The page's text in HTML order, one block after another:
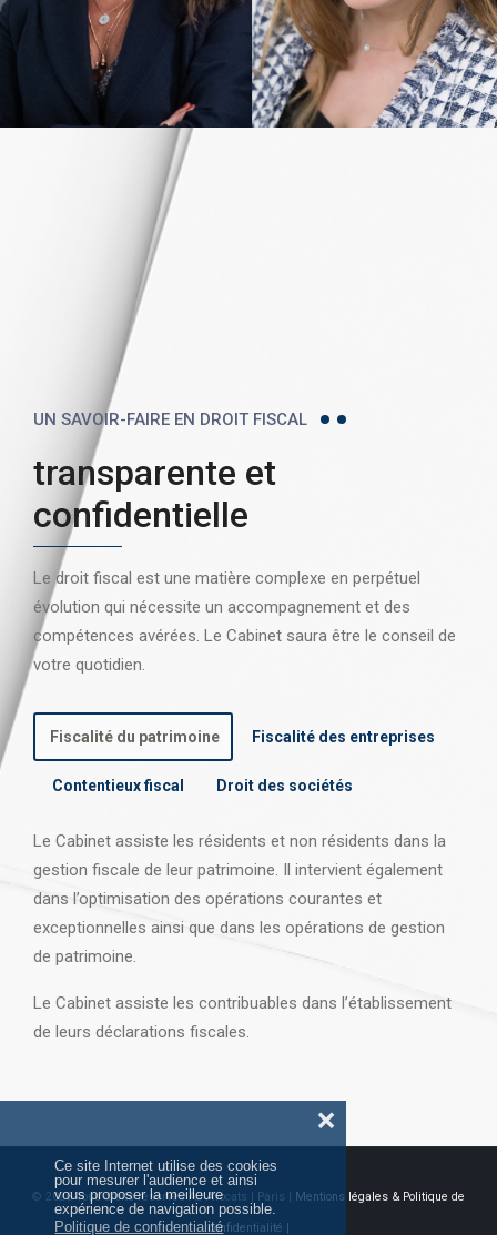
Ce site Internet utilise des cookies
pour mesurer l'audience et ainsi
vous proposer la meilleure
expérience de navigation possible.
Politique de confidentialité
❌
UN SAVOIR-FAIRE EN DROIT FISCAL
transparente et
confidentielle
Le droit fiscal est une matière complexe en perpétuel
évolution qui nécessite un accompagnement et des
compétences avérées. Le Cabinet saura être le conseil de
votre quotidien.
Fiscalité du patrimoine Fiscalité des entreprises
Contentieux fiscal Droit des sociétés
Le Cabinet assiste les résidents et non résidents dans la
gestion fiscale de leur patrimoine. Il intervient également
dans l’optimisation des opérations courantes et
exceptionnelles ainsi que dans les opérations de gestion
de patrimoine.
Le Cabinet assiste les contribuables dans l’établissement
de leurs déclarations fiscales.
© 2026 Tous droits réservés AJ Avocats | Paris | Mentions légales & Politique de
confidentialité |